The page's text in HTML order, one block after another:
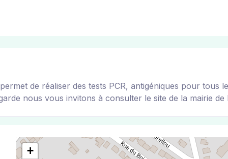
de réaliser des tests PCR, antigéniques pour tous
nous vous invitons à consulter le site de la mairie
+